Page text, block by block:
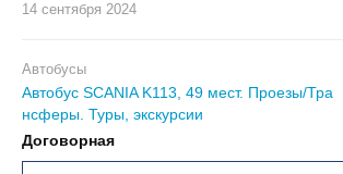
14 сентября 2024
Автобусы
Автобус SCANIA K113, 49 мест. Проезы/Тра
нсферы. Туры, экскурсии
Договорная